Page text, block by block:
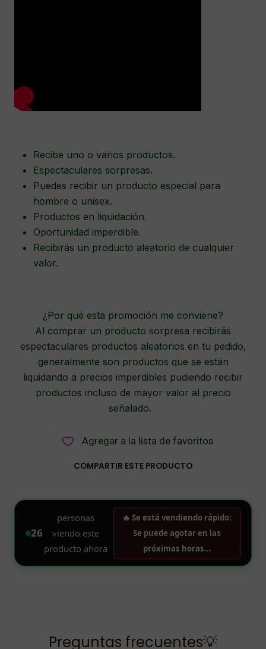
Recibe uno o varios productos.
Espectaculares sorpresas.
Puedes recibir un producto especial para
hombre o unisex.
Productos en liquidación.
Oportunidad imperdible.
Recibirás un producto aleatorio de cualquier
valor.
¿Por qué esta promoción me conviene?
Al comprar un producto sorpresa recibirás
espectaculares productos aleatorios en tu pedido,
generalmente son productos que se están
liquidando a precios imperdibles pudiendo recibir
productos incluso de mayor valor al precio
señalado.
Agregar a la lista de favoritos
COMPARTIR ESTE PRODUCTO
Preguntas frecuentes💡